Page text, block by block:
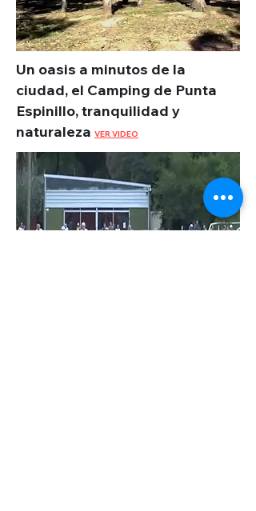
Un oasis a minutos de la
ciudad, el Camping de Punta
Espinillo, tranquilidad y
naturaleza VER VIDEO